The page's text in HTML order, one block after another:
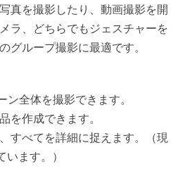
真を撮影したり、動画撮影を開
ラ、どちらでもジェスチャーを
グループ撮影に最適です。
ン全体を撮影できます。
を作成できます。
すべてを詳細に捉えます。（現
ます。）